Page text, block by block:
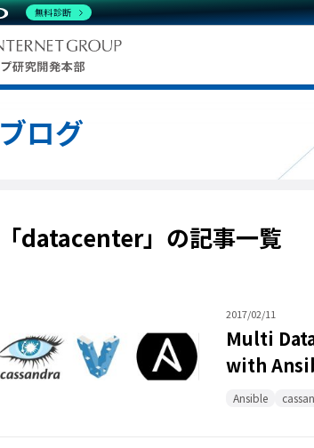
ブログ
「datacenter」の記事一覧
2017/02/11
Multi
with
Ansible
無料診断